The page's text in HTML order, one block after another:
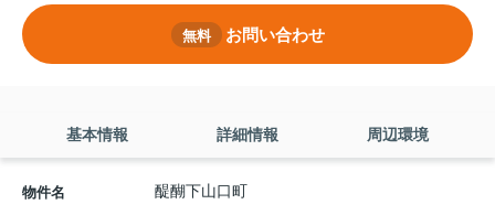
無料 お問い合わせ
基本情報 詳細情報 周辺環境
物件名 醍醐下山口町